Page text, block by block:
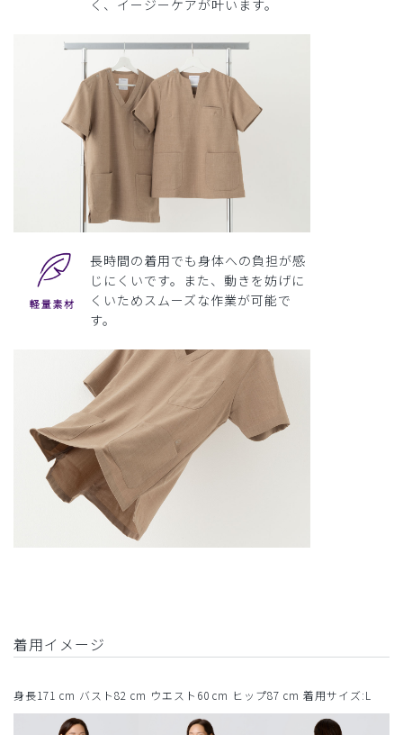
く、イージーケアが叶います。
長時間の着用でも身体への負担が感
じにくいです。また、動きを妨げに
くいためスムーズな作業が可能で
す。
着用イメージ
身長171 cm バスト82 cm ウエスト60 cm ヒップ87 cm 着用サイズ:L